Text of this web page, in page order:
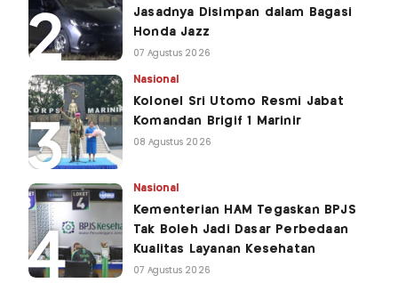
Jasadnya Disimpan dalam Bagasi
Honda Jazz
07 Agustus 2026
Nasional
Kolonel Sri Utomo Resmi Jabat
Komandan Brigif 1 Marinir
08 Agustus 2026
Nasional
Kementerian HAM Tegaskan BPJS
Tak Boleh Jadi Dasar Perbedaan
Kualitas Layanan Kesehatan
07 Agustus 2026